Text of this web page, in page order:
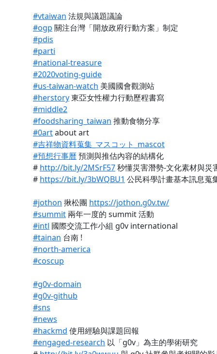
#vtaiwan 法規與議題議論
#ogp 關注台灣「開放政府行動方案」制定
#pdis
#parti
#national-treasure
#2020voting-guide
#us-taiwan-watch 美國國會觀測站
#herstory東亞女性權力行動歷程書寫
#middle2
#foodsharing_taiwan 推動食物分享
#0artabout art
#吉祥物資料蒐集_マスコット_mascot
#預想行事曆 預測與推估內容的結構化
# http://bit.ly/2MSrF57秒懂災害潛勢-文化素材與災
# https://bit.ly/3bWQBU1 公民科學計畫基本訊息蒐
#jothon 揪松團 https://jothon.g0v.tw/
#summit 兩年一度的 summit 活動
#intl 國際交流工作小組 g0v international
#tainan 台南 !
#north-america
#coscup
#g0v-domain
#g0v-github
#sns
#news
#hackmd 使用經驗與課題回報
#engaged-research 以「g0v」為主的學術研究